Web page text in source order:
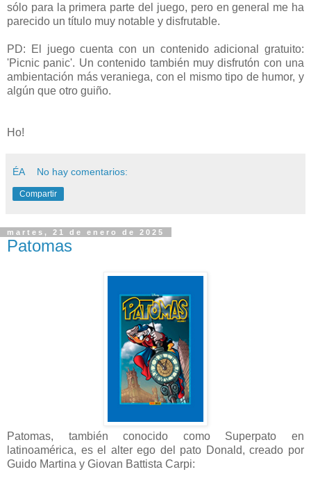
sólo para la primera parte del juego, pero en general me ha
parecido un título muy notable y disfrutable.
PD: El juego cuenta con un contenido adicional gratuito:
'Picnic panic'. Un contenido también muy disfrutón con una
ambientación más veraniega, con el mismo tipo de humor, y
algún que otro guiño.
Ho!
ÉA No hay comentarios:
Compartir
martes, 21 de enero de 2025
Patomas
Patomas, también conocido como Superpato en
latinoamérica, es el alter ego del pato Donald, creado por
Guido Martina y Giovan Battista Carpi: